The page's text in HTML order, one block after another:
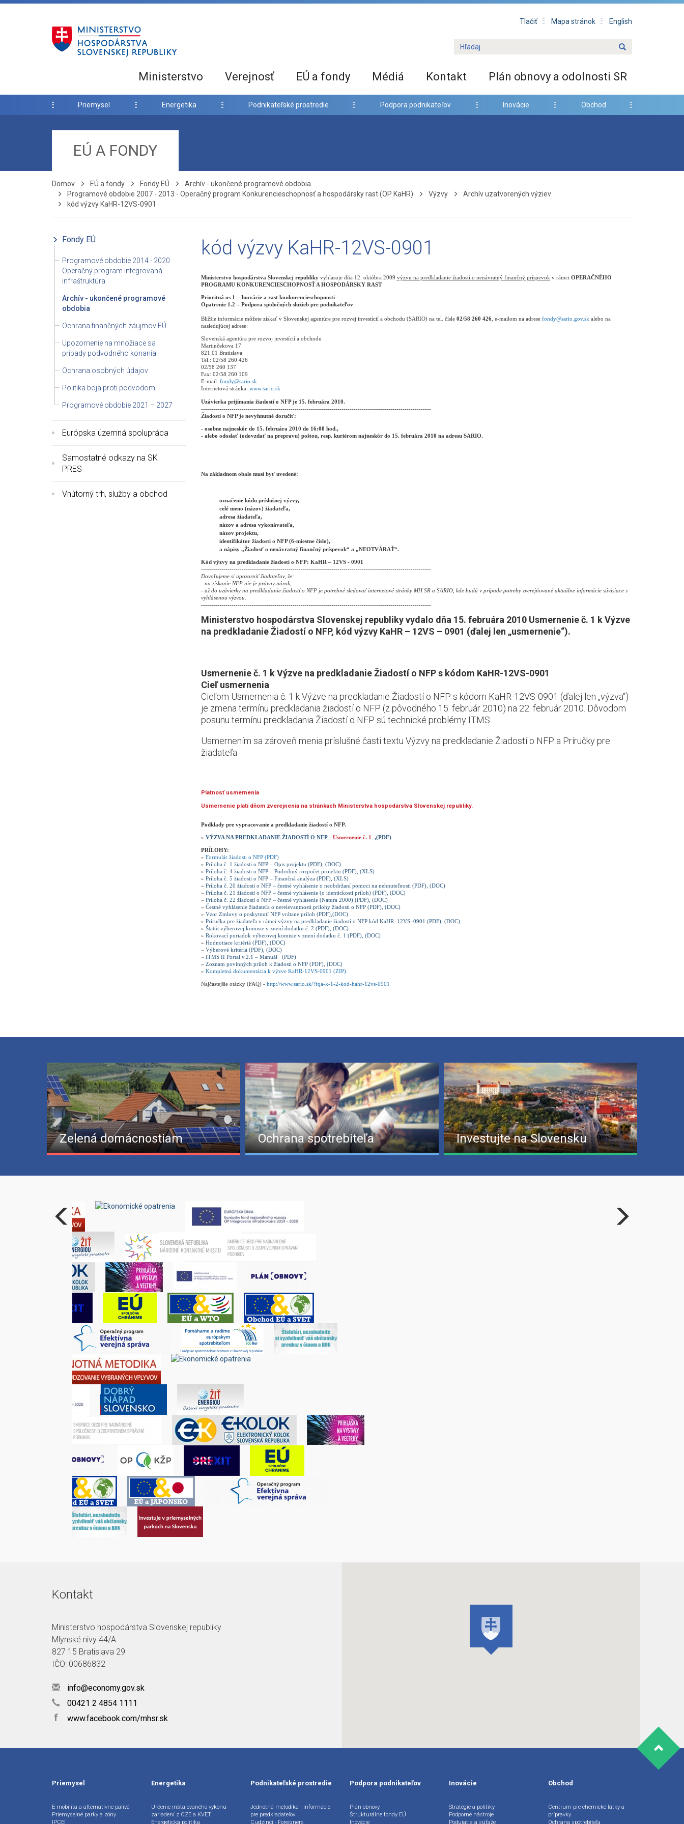
Tlačiť Mapa stránok English
Ministerstvo Verejnosť EÚ a fondy Médiá Kontakt Plán obnovy a odolnosti SR
Priemysel Energetika Podnikateľské prostredie Podpora podnikateľov Inovácie Obchod
EÚ A FONDY
Domov EÚ a fondy Fondy EÚ
Archív - ukončené programové obdobia
Programové obdobie 2007 - 2013 - Operačný program Konkurencieschopnosť a hospodársky rast (OP KaHR)
Výzvy
Archív uzatvorených výziev
kód výzvy KaHR-12VS-0901
Fondy EÚ
Programové obdobie 2014 - 2020
Operačný program Integrovaná
infraštruktúra
Archív - ukončené programové
obdobia
Ochrana finančných záujmov EÚ
Upozornenie na množiace sa
prípady podvodného konania
Ochrana osobných údajov
Politika boja proti podvodom
Programové obdobie 2021 – 2027
Európska územná spolupráca
Samostatné odkazy na SK
PRES
Vnútorný trh, služby a obchod
kód výzvy KaHR-12VS-0901
Ministerstvo hospodárstva Slovenskej republiky vyhlasuje dňa 12. októbra 2009 výzvu na predkladanie žiadostí o nenávratný finančný príspevok v rámci OPERAČNÉHO
PROGRAMU KONKURENCIESCHOPNOSŤ A HOSPODÁRSKY RAST
Prioritná os 1 – Inovácie a rast konkurencieschopnosti
Opatrenie 1.2 – Podpora spoločných služieb pre podnikateľov
Bližšie informácie môžete získať v Slovenskej agentúre pre rozvej investícií a obchodu (SARIO) na tel. čísle 02/58 260 426, e-mailom na adrese fondy@sario.gov.sk alebo na
nasledujúcej adrese:
Slovenská agentúra pre rozvoj investícií a obchodu
Martinčekova 17
821 01 Bratislava
Tel.: 02/58 260 426
02/58 260 137
Fax: 02/58 260 109
E-mail: fondy@sario.sk
Internetová stránka: www.sario.sk
Uzávierka prijímania žiadostí o NFP je 15. februára 2010.
-----------------------------------------------------------------------------------------------------------------
Žiadosti o NFP je nevyhnutné doručiť:
- osobne najneskôr do 15. februára 2010 do 16:00 hod.,
- alebo odoslať (odovzdať na prepravu) poštou, resp. kuriérom najneskôr do 15. februára 2010 na adresu SARIO.
Na základnom obale musí byť uvedené:
označenie kódu príslušnej výzvy,
celé meno (názov) žiadateľa,
adresa žiadateľa,
názov a adresa vykonávateľa,
názov projektu,
identifikátor žiadosti o NFP (6-miestne číslo),
a nápisy „Žiadosť o nenávratný finančný príspevok“ a „NEOTVÁRAŤ“.
Kód výzvy na predkladanie žiadostí o NFP: KaHR – 12VS - 0901
-----------------------------------------------------------------------------------------------------------------
Dovoľujeme si upozorniť žiadateľov, že:
- na získanie NFP nie je právny nárok;
- až do uzávierky na predkladanie žiadostí o NFP je potrebné sledovať internetové stránky MH SR a SARIO, kde budú v prípade potreby zverejňované aktuálne informácie súvisiace s
vyhlásenou výzvou.
-----------------------------------------------------------------------------------------------------------------
Ministerstvo hospodárstva Slovenskej republiky vydalo dňa 15. februára 2010 Usmernenie č. 1 k Výzve
na predkladanie Žiadostí o NFP, kód výzvy KaHR – 12VS – 0901 (ďalej len „usmernenie“).
Usmernenie č. 1 k Výzve na predkladanie Žiadostí o NFP s kódom KaHR-12VS-0901
Cieľ usmernenia
Cieľom Usmernenia č. 1 k Výzve na predkladanie Žiadostí o NFP s kódom KaHR-12VS-0901 (ďalej len „výzva“)
je zmena termínu predkladania žiadostí o NFP (z pôvodného 15. február 2010) na 22. február 2010. Dôvodom
posunu termínu predkladania Žiadostí o NFP sú technické problémy ITMS.
Usmernením sa zároveň menia príslušné časti textu Výzvy na predkladanie Žiadostí o NFP a Príručky pre
žiadateľa
Platnosť usmernenia
Usmernenie platí dňom zverejnenia na stránkach Ministerstva hospodárstva Slovenskej republiky.
Podklady pre vypracovanie a predkladanie žiadostí o NFP.
» VÝZVA NA PREDKLADANIE ŽIADOSTÍ O NFP- Usmernenie č. 1 ,(PDF)
PRÍLOHY:
» Formulár žiadosti o NFP (PDF)
» Príloha č. 1 žiadosti o NFP – Opis projektu (PDF), (DOC)
» Príloha č. 4 žiadosti o NFP – Podrobný rozpočet projektu (PDF), (XLS)
» Príloha č. 5 žiadosti o NFP – Finančná analýza (PDF), (XLS)
» Príloha č. 20 žiadosti o NFP – čestné vyhlásenie o neobdržaní pomoci na nehnuteľnosti (PDF), (DOC)
» Príloha č. 21 žiadosti o NFP – čestné vyhlásenie (o identickosti príloh) (PDF), (DOC)
» Príloha č. 22 žiadosti o NFP – čestné vyhlásenie (Natura 2000) (PDF), (DOC)
» Čestné vyhlásenie žiadateľa o nerelevantnosti prílohy žiadosti o NFP (PDF), (DOC)
» Vzor Zmluvy o poskytnutí NFP vrátane príloh (PDF),(DOC)
» Príručka pre žiadateľa v rámci výzvy na predkladanie žiadostí o NFP kód KaHR–12VS–0901 (PDF), (DOC)
» Štatút výberovej komisie v znení dodatku č. 2 (PDF), (DOC)
» Rokovací poriadok výberovej komisie v znení dodatku č. 1 (PDF), (DOC)
» Hodnotiace kritériá (PDF), (DOC)
» Výberové kritériá (PDF), (DOC)
» ITMS II Portal v.2.1 – Manuál (PDF)
» Zoznam povinných príloh k žiadosti o NFP (PDF), (DOC)
» Kompletná dokumentácia k výzve KaHR-12VS-0901 (ZIP)
Najčastejšie otázky (FAQ) - http://www.sario.sk/?fqa-k-1-2-kod-hahr-12vs-0901
Zelená domácnostiam Ochrana spotrebiteľa Investujte na Slovensku
Kontakt
Ministerstvo hospodárstva Slovenskej republiky
Mlynské nivy 44/A
827 15 Bratislava 29
IČO: 00686832
info@economy.gov.sk
00421 2 4854 1111
f www.facebook.com/mhsr.sk
Priemysel
E-mobilita a alternatívne palivá
Priemyselné parky a zóny
IPCEI
Energetika
Určenie inštalovaného výkonu
zariadení z OZE a KVET
Energetická politika
Podnikateľské prostredie
Jednotná metodika - informácie
pre predkladateľov
Cudzinci - Foreigners
Podpora podnikateľov
Plán obnovy
Štrukturálne fondy EÚ
Inovácie
Inovácie
Stratégie a politiky
Podporné nástroje
Podujatia a súťaže
Obchod
Centrum pre chemické látky a
prípravky
Ochrana spotrebiteľa